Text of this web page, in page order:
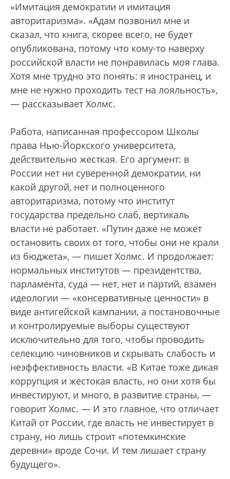
«Имитация демократии и имитация
авторитаризма». «Адам позвонил мне и
сказал, что книга, скорее всего, не будет
опубликована, потому что кому-то наверху
российской власти не понравилась моя глава.
Хотя мне трудно это понять: я иностранец, и
мне не нужно проходить тест на лояльность»,
— рассказывает Холмс.
Работа, написанная профессором Школы
права Нью-Йоркского университета,
действительно жесткая. Его аргумент: в
России нет ни суверенной демократии, ни
какой другой, нет и полноценного
авторитаризма, потому что институт
государства предельно слаб, вертикаль
власти не работает. «Путин даже не может
остановить своих от того, чтобы они не крали
из бюджета», — пишет Холмс. И продолжает:
нормальных институтов — президентства,
парламента, суда — нет, нет и партий, взамен
идеологии — «консервативные ценности» в
виде антигейской кампании, а постановочные
и контролируемые выборы существуют
исключительно для того, чтобы проводить
селекцию чиновников и скрывать слабость и
неэффективность власти. «В Китае тоже дикая
коррупция и жестокая власть, но они хотя бы
инвестируют, и много, в развитие страны, —
говорит Холмс. — И это главное, что отличает
Китай от России, где власть не инвестирует в
страну, но лишь строит «потемкинские
деревни» вроде Сочи. И тем лишает страну
будущего».